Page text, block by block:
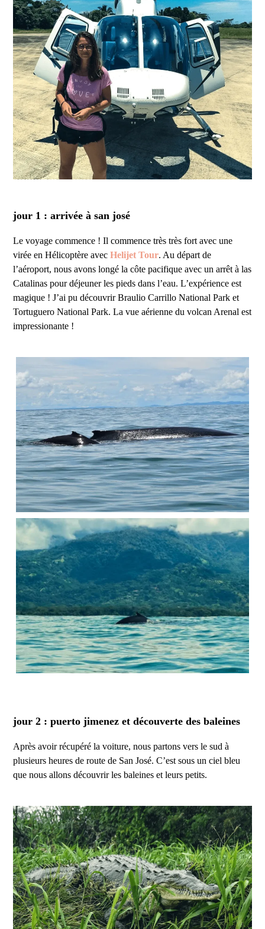
jour 1 : arrivée à san josé
Le voyage commence ! Il commence très très fort avec une
virée en Hélicoptère avecHelijet Tour. Au départ de
l’aéroport, nous avons longé la côte pacifique avec un arrêt à las
Catalinas pour déjeuner les pieds dans l’eau. L’expérience est
magique ! J’ai pu découvrir Braulio Carrillo National Park et
Tortuguero National Park. La vue aérienne du volcan Arenal est
impressionante !
jour 2 : puerto jimenez et découverte des baleines
Après avoir récupéré la voiture, nous partons vers le sud à
plusieurs heures de route de San José. C’est sous un ciel bleu
que nous allons découvrir les baleines et leurs petits.